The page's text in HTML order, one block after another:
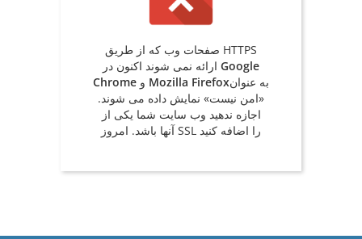
صفحات وب که از طریق HTTPS
Google
Chrome
Mozilla Firefoxبه عنوان
«امن نیست» نمایش داده می شوند.
اجازه ندهید وب سایت شما یکی از
آنها باشد. امروز SSL را اضافه کنید